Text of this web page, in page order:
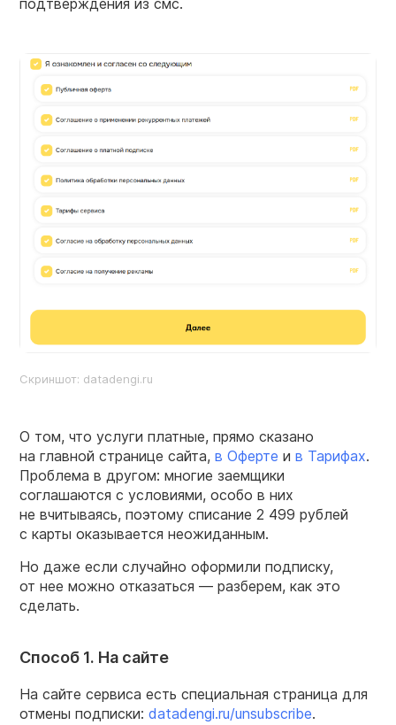
подтверждения из смс.
Скриншот: datadengi.ru
О том, что услуги платные, прямо сказано
на главной странице сайта, в Оферте и в Тарифах.
Проблема в другом: многие заемщики
соглашаются с условиями, особо в них
не вчитываясь, поэтому списание 2 499 рублей
с карты оказывается неожиданным.
Но даже если случайно оформили подписку,
от нее можно отказаться — разберем, как это
сделать.
Способ 1. На сайте
На сайте сервиса есть специальная страница для
отмены подписки: datadengi.ru/unsubscribe.